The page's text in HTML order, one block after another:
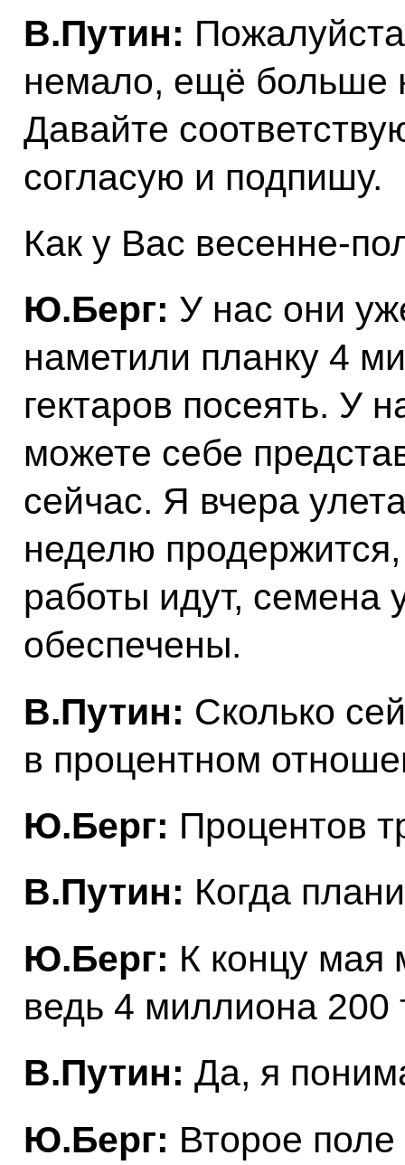
В.Путин:
немало, ещё больше
Давайте
согласую и подпишу.
Как у Вас весенне-
Ю.Берг: У нас они
наметили планку 4
гектаров посеять. У
можете себе
сейчас. Я вчера
неделю
работы идут, семена
обеспечены.
В.Путин: Сколько
в процентном
Ю.Берг: Процентов
В.Путин: Когда
Ю.Берг: К концу мая
ведь 4 миллиона 200
В.Путин: Да, я
Ю.Берг: Второе